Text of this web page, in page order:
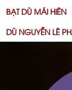
BẠT DÙ MÁI HIÊN
DÙ NGUYỄN LÊ